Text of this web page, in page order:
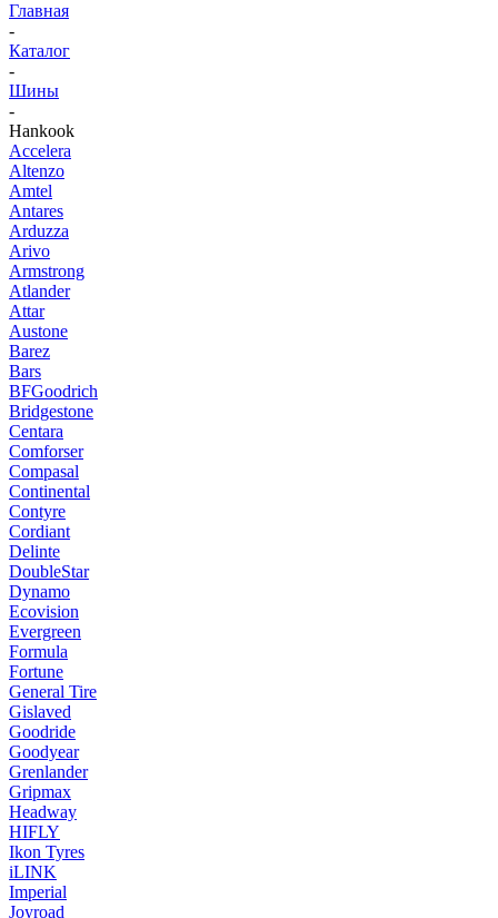
Главная
-
Каталог
-
Шины
-
Hankook
Accelera
Altenzo
Amtel
Antares
Arduzza
Arivo
Armstrong
Atlander
Attar
Austone
Barez
Bars
BFGoodrich
Bridgestone
Centara
Comforser
Compasal
Continental
Contyre
Cordiant
Delinte
DoubleStar
Dynamo
Ecovision
Evergreen
Formula
Fortune
General Tire
Gislaved
Goodride
Goodyear
Grenlander
Gripmax
Headway
HIFLY
Ikon Tyres
iLINK
Imperial
Joyroad